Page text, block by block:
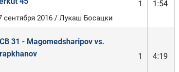
1 1:54
сентября 2016 / Лукаш Босацки
31 - Magomedsharipov vs.
1 4:19